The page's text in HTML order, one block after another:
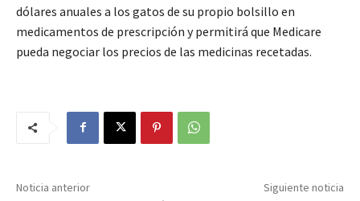
dólares anuales a los gatos de su propio bolsillo en
medicamentos de prescripción y permitirá que Medicare
pueda negociar los precios de las medicinas recetadas.
Noticia anterior Siguiente noticia